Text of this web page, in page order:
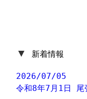
▼ 新着情報
2026/07/05
令和8年7月1日 尾